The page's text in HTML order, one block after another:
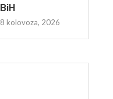
BiH
8 kolovoza, 2026